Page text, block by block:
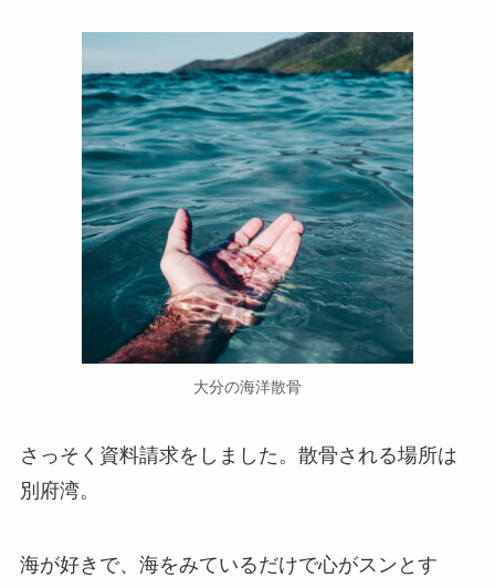
大分の海洋散骨
さっそく資料請求をしました。散骨される場所は
別府湾。
海が好きで、海をみているだけで心がスンとす